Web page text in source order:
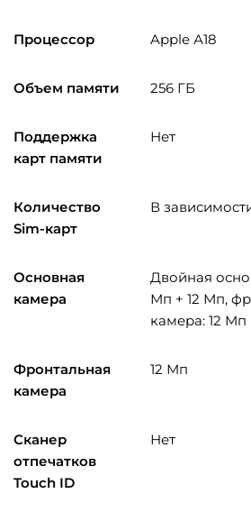
Процессор Apple А18
Объем памяти 256 ГБ
Поддержка
карт памяти
Нет
Количество
Sim-карт
В
Основная
камера
Двойная
Мп + 12 Мп,
камера: 12 Мп
Фронтальная
камера
12 Мп
Сканер
отпечатков
Touch ID
Нет